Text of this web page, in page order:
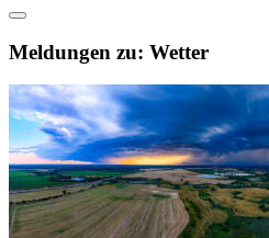
Meldungen zu: Wetter